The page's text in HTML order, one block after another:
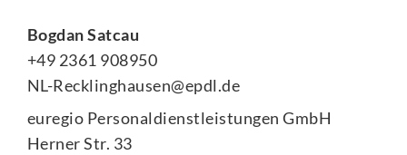
Bogdan Satcau
+49 2361 908950
NL-Recklinghausen@epdl.de
euregio Personaldienstleistungen GmbH
Herner Str. 33